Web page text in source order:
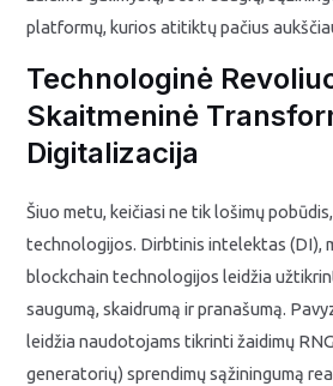
platformų, kurios atitiktų pačius
Technologinė
Skaitmeninė
Digitalizacija
Šiuo metu, keičiasi ne tik lošimų
technologijos. Dirbtinis intelektas (DI),
blockchain technologijos leidžia
saugumą, skaidrumą ir pranašumą.
leidžia naudotojams tikrinti žaidimų
generatorių) sprendimų sąžiningumą